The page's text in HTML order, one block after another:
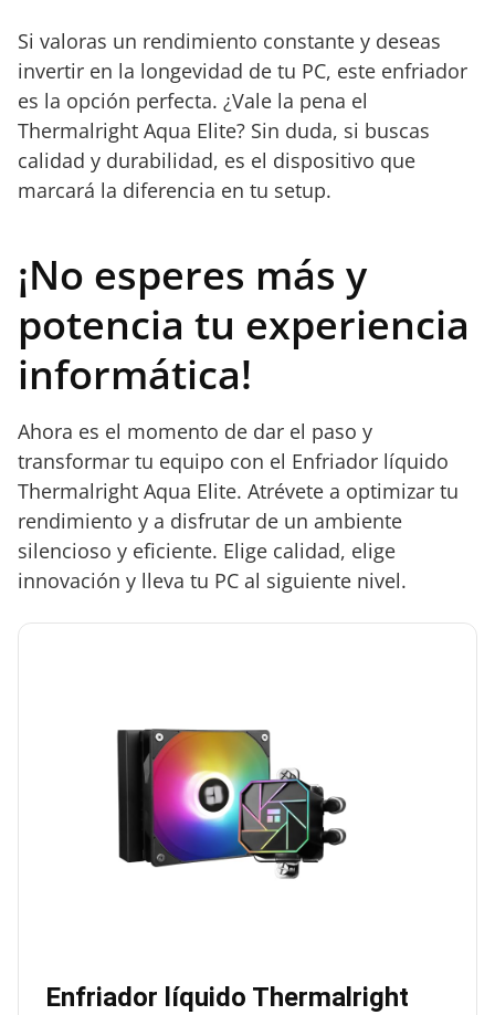
Si valoras un rendimiento constante y deseas
invertir en la longevidad de tu PC, este enfriador
es la opción perfecta. ¿Vale la pena el
Thermalright Aqua Elite? Sin duda, si buscas
calidad y durabilidad, es el dispositivo que
marcará la diferencia en tu setup.
¡No esperes más y
potencia tu experiencia
informática!
Ahora es el momento de dar el paso y
transformar tu equipo con el Enfriador líquido
Thermalright Aqua Elite. Atrévete a optimizar tu
rendimiento y a disfrutar de un ambiente
silencioso y eficiente. Elige calidad, elige
innovación y lleva tu PC al siguiente nivel.
Enfriador líquido Thermalright